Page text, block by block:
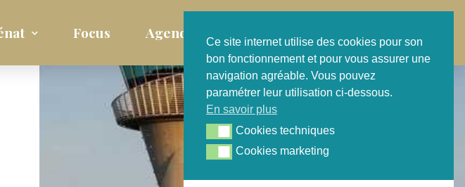
Focus Agenda
Ce site internet utilise des cookies pour son
bon fonctionnement et pour vous assurer une
navigation agréable. Vous pouvez
paramétrer leur utilisation ci-dessous.
En savoir plus
Cookies techniques
Cookies techniques
Cookies marketing
Cookies marketing